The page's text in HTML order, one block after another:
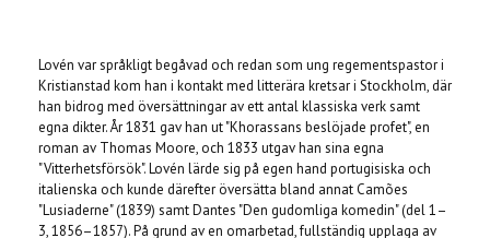
Lovén var språkligt begåvad och redan som ung regementspastor i
Kristianstad kom han i kontakt med litterära kretsar i Stockholm, där
han bidrog med översättningar av ett antal klassiska verk samt
egna dikter. År 1831 gav han ut "Khorassans beslöjade profet", en
roman av Thomas Moore, och 1833 utgav han sina egna
"Vitterhetsförsök". Lovén lärde sig på egen hand portugisiska och
italienska och kunde därefter översätta bland annat Camões
"Lusiaderne" (1839) samt Dantes "Den gudomliga komedin" (del 1–
3, 1856–1857). På grund av en omarbetad, fullständig upplaga av